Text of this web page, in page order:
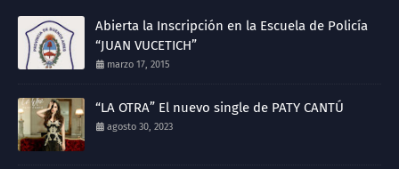
Abierta la Inscripción en la Escuela de Policía
“JUAN VUCETICH”
marzo 17, 2015
“LA OTRA” El nuevo single de PATY CANTÚ
agosto 30, 2023